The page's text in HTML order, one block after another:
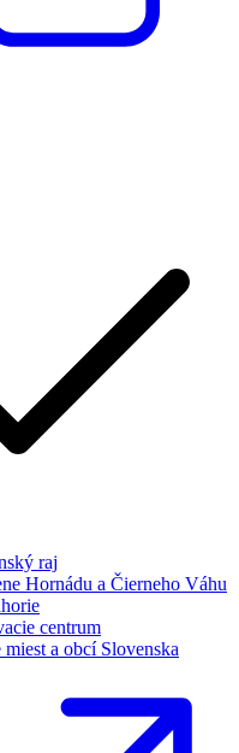
raj
Hornádu a Čierneho Váhu
centrum
a obcí Slovenska